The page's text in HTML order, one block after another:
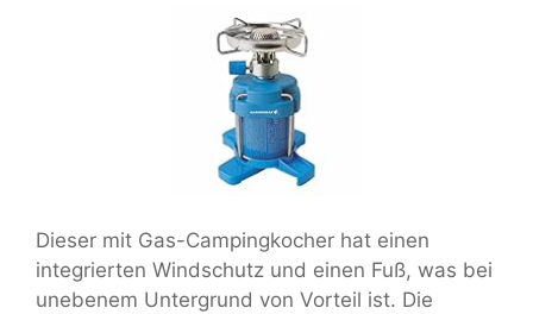
Dieser mit Gas-Campingkocher hat einen
integrierten Windschutz und einen Fuß, was bei
unebenem Untergrund von Vorteil ist. Die